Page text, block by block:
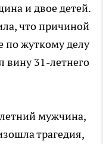
и двое детей.
что причиной
по жуткому делу
вину 31-летнего
мужчина,
трагедия,